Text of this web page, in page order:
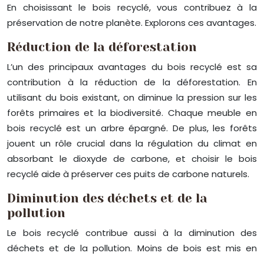
En choisissant le bois recyclé, vous contribuez à la
préservation de notre planète. Explorons ces avantages.
Réduction de la déforestation
L’un des principaux avantages du bois recyclé est sa
contribution à la réduction de la déforestation. En
utilisant du bois existant, on diminue la pression sur les
forêts primaires et la biodiversité. Chaque meuble en
bois recyclé est un arbre épargné. De plus, les forêts
jouent un rôle crucial dans la régulation du climat en
absorbant le dioxyde de carbone, et choisir le bois
recyclé aide à préserver ces puits de carbone naturels.
Diminution des déchets et de la
pollution
Le bois recyclé contribue aussi à la diminution des
déchets et de la pollution. Moins de bois est mis en